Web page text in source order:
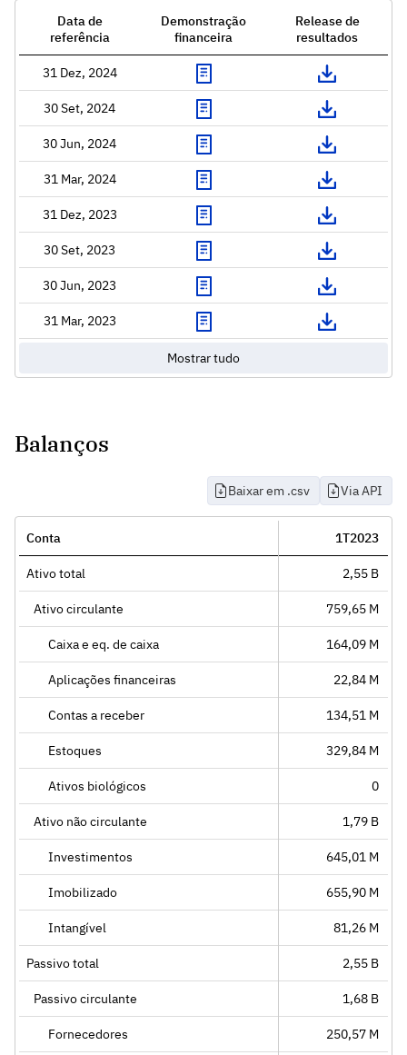
Data de
referência
Demonstração
financeira
Release de
resultados
31 Dez, 2024
30 Set, 2024
30 Jun, 2024
31 Mar, 2024
31 Dez, 2023
30 Set, 2023
30 Jun, 2023
31 Mar, 2023
Mostrar tudo
Balanços
Baixar em .csv Via API
Conta 1T2023
Ativo total 2,55 B
Ativo circulante 759,65 M
Caixa e eq. de caixa 164,09 M
Aplicações financeiras 22,84 M
Contas a receber 134,51 M
Estoques 329,84 M
Ativos biológicos 0
Ativo não circulante 1,79 B
Investimentos 645,01 M
Imobilizado 655,90 M
Intangível 81,26 M
Passivo total 2,55 B
Passivo circulante 1,68 B
Fornecedores 250,57 M